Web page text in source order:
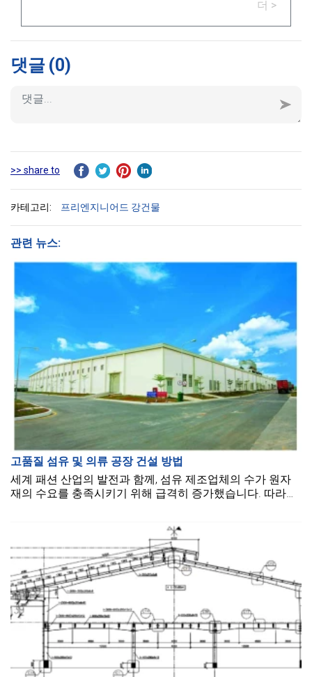
더 >
댓글 (0)
>> share to
카테고리: 프리엔지니어드 강건물
관련 뉴스:
고품질 섬유 및 의류 공장 건설 방법
세계 패션 산업의 발전과 함께, 섬유 제조업체의 수가 원자
재의 수요를 충족시키기 위해 급격히 증가했습니다. 따라서